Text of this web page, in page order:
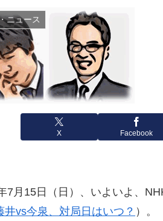
ニュース
X Facebook
7月15日（日）、いよいよ、
井vs今泉、対局日はいつ？ ）。